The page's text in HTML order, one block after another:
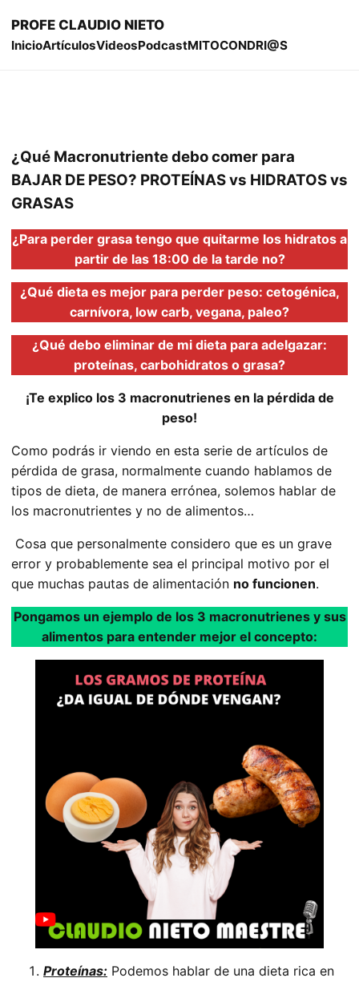
PROFE CLAUDIO NIETO
InicioArtículosVideosPodcastMITOCONDRI@S
¿Qué Macronutriente debo comer para
BAJAR DE PESO? PROTEÍNAS vs HIDRATOS vs
GRASAS
¿Para perder grasa tengo que quitarme los hidratos a
partir de las 18:00 de la tarde no?
¿Qué dieta es mejor para perder peso: cetogénica,
carnívora, low carb, vegana, paleo?
¿Qué debo eliminar de mi dieta para adelgazar:
proteínas, carbohidratos o grasa?
¡Te explico los 3 macronutrienes en la pérdida de
peso!
Como podrás ir viendo en esta serie de artículos de
pérdida de grasa, normalmente cuando hablamos de
tipos de dieta, de manera errónea, solemos hablar de
los macronutrientes y no de alimentos…
Cosa que personalmente considero que es un grave
error y probablemente sea el principal motivo por el
que muchas pautas de alimentación no funcionen.
Pongamos un ejemplo de los 3 macronutrienes y sus
alimentos para entender mejor el concepto:
Proteínas: Podemos hablar de una dieta rica en